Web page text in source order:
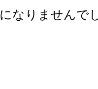
なりませんで